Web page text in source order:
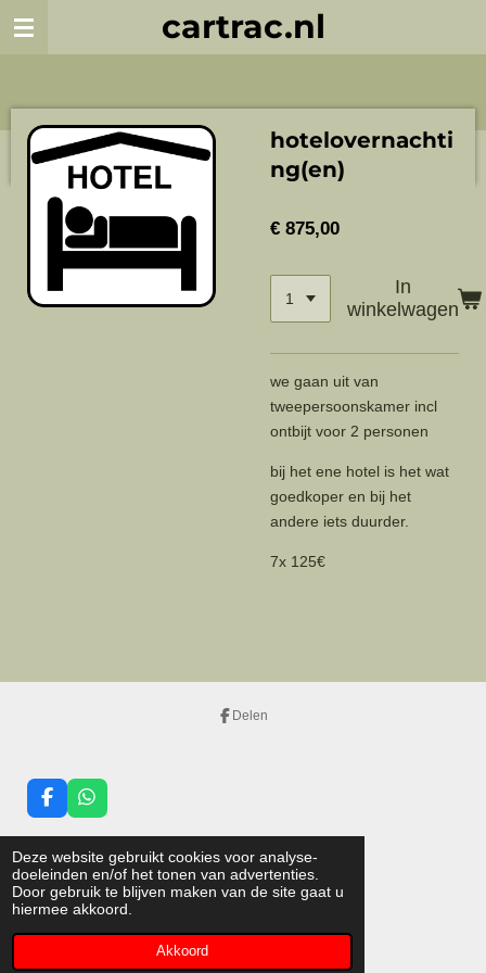
Deze website gebruikt cookies voor analyse-
doeleinden en/of het tonen van advertenties.
Door gebruik te blijven maken van de site gaat u
hiermee akkoord.
Akkoord
Ga
hoofdinhoud
cartrac.nl
hotelovernachti
ng(en)
€ 875,00
In
winkelwagen
we gaan uit van
tweepersoonskamer incl
ontbijt voor 2 personen
bij het ene hotel is het wat
goedkoper en bij het
andere iets duurder.
7x 125€
Delen
F
a
c
e
b
o
o
W
h
a
t
s
A
p
I
s
t
JouwWeb